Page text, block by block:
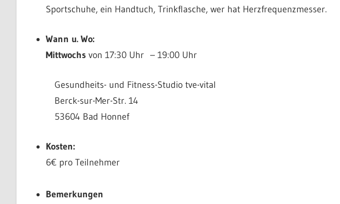
Sportschuhe, ein Handtuch, Trinkflasche, wer hat Herzfrequenzmesser.
Wann u. Wo:
Mittwochs von 17:30 Uhr – 19:00 Uhr
Gesundheits- und Fitness-Studio tve-vital
Berck-sur-Mer-Str. 14
53604 Bad Honnef
Kosten:
6€ pro Teilnehmer
Bemerkungen